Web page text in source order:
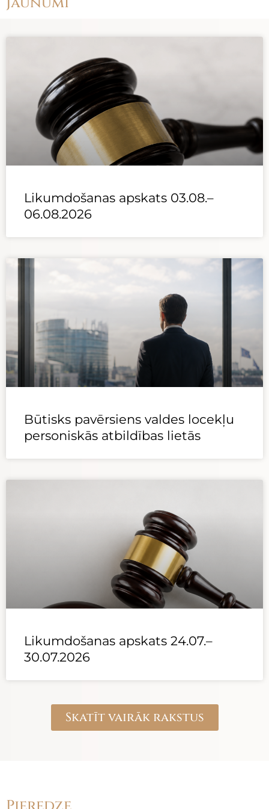
Likumdošanas apskats 03.08.–
06.08.2026
Būtisks pavērsiens valdes locekļu
personiskās atbildības lietās
Likumdošanas apskats 24.07.–
30.07.2026
Skatīt vairāk rakstus